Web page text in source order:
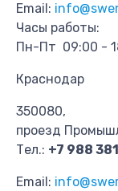
Email:
Часы работы:
Пн-Пт 09:00 -
Краснодар
350080,
проезд
Тел.: +7 988
Email: